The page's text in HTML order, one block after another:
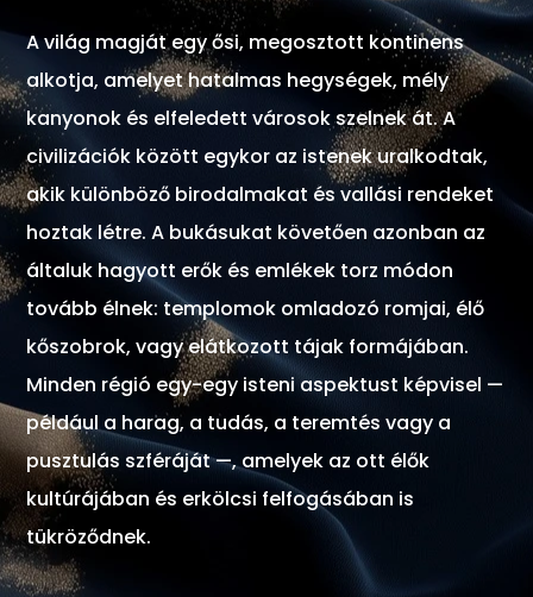
A világ magját egy ősi, megosztott kontinens
alkotja, amelyet hatalmas hegységek, mély
kanyonok és elfeledett városok szelnek át. A
civilizációk között egykor az istenek uralkodtak,
akik különböző birodalmakat és vallási rendeket
hoztak létre. A bukásukat követően azonban az
általuk hagyott erők és emlékek torz módon
tovább élnek: templomok omladozó romjai, élő
kőszobrok, vagy elátkozott tájak formájában.
Minden régió egy-egy isteni aspektust képvisel —
például a harag, a tudás, a teremtés vagy a
pusztulás szféráját —, amelyek az ott élők
kultúrájában és erkölcsi felfogásában is
tükröződnek.